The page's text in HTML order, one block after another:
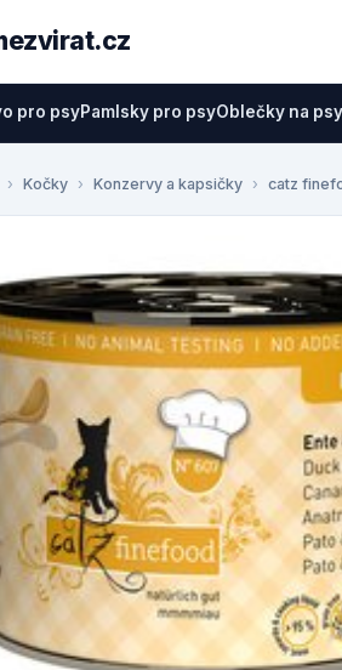
pro psyPamlsky pro psyOblečky na psy
Kočky Konzervy a kapsičky catz